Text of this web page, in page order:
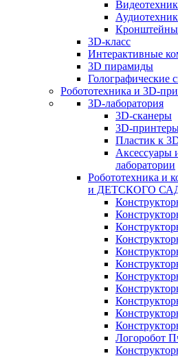
Кронштейны
3D-класс
Интерактивные
3D пирамиды
Голографические
Робототехника и 3D-
3D-лаборатория
3D-сканеры
3D-
Пластик к
Аксессуары
лаборатории
Робототехника и
и ДЕТСКОГО
Логоробот